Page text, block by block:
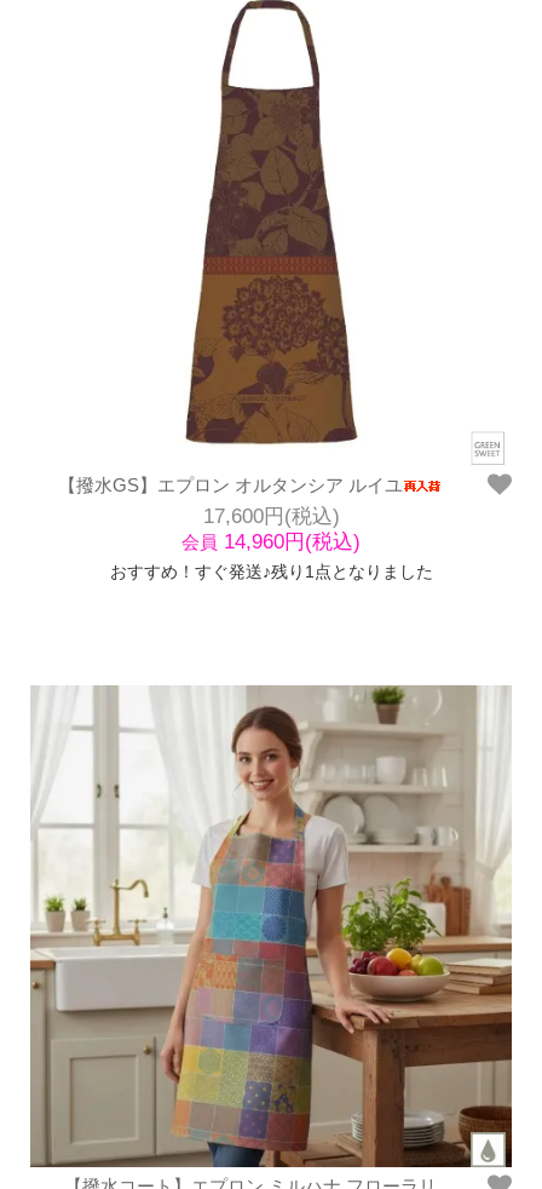
【撥水GS】エプロン オルタンシア ルイユ
17,600円(税込)
会員 14,960円(税込)
おすすめ！すぐ発送♪残り1点となりました